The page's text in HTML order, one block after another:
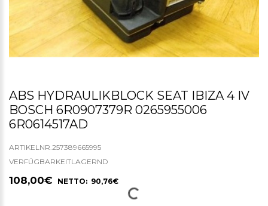
ABS HYDRAULIKBLOCK SEAT IBIZA 4 IV
BOSCH 6R0907379R 0265955006
6R0614517AD
ARTIKELNR.257389665995
VERFÜGBARKEITLAGERND
108,00€ NETTO: 90,76€